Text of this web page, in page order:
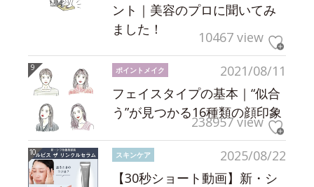
ント｜美容のプロに聞いてみ
ました！
10467 view
2021/08/11
ポイントメイク
フェイスタイプの基本｜“似合
う”が見つかる16種類の顔印象
238957 view
2025/08/22
スキンケア
【30秒ショート動画】新・シ